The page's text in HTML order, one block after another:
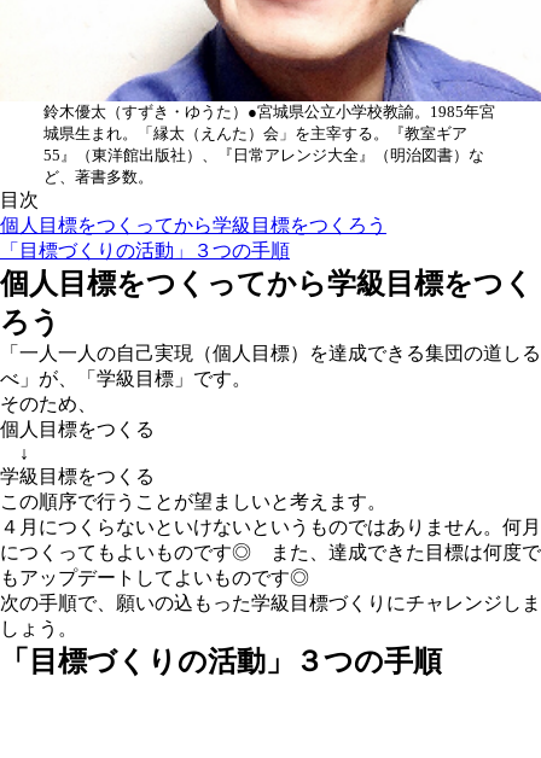
鈴木優太（すずき・ゆうた）●宮城県公立小学校教諭。1985年宮
城県生まれ。「縁太（えんた）会」を主宰する。『教室ギア
55』（東洋館出版社）、『日常アレンジ大全』（明治図書）な
ど、著書多数。
目次
個人目標をつくってから学級目標をつくろう
「目標づくりの活動」３つの手順
個人目標をつくってから学級目標をつく
ろう
「一人一人の自己実現（個人目標）を達成できる集団の道しる
べ」が、「学級目標」です。
そのため、
個人目標をつくる
↓
学級目標をつくる
この順序で行うことが望ましいと考えます。
４月につくらないといけないというものではありません。何月
につくってもよいものです◎ また、達成できた目標は何度で
もアップデートしてよいものです◎
次の手順で、願いの込もった学級目標づくりにチャレンジしま
しょう。
「目標づくりの活動」３つの手順